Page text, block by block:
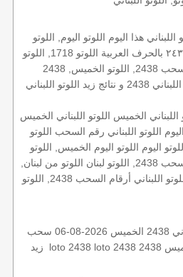
هذا اليوم اللوتو اليوم, اللوتو
2438 عو رقم سحب اللوتو ٢٤٣٨ بالحرف العربية اللوتو 1718, اللوتو
2026-08-06, اللوتو أرقام السحب 2438, اللوتو الخميس, 2438
الخميس اللوتو اللبناني اللوتو اللبناني 2438 و نتائج زيد اللوتو اللبناني
اللبناني الخميس اللوتو اللبناني الخميس
اليوم اللوتو اللبناني رقم السحب اللوتو
رقم السحب 2438, اللوتو اليوم اللوتو اليوم الخميس, اللوتو
اليوم زيد 2438 اللوتو رقم السحب 2438, اللوتو لبنان اللوتو من لبنان,
اللوتو أرقام السحب 1715, اللوتو اللبناني أرقام السحب 2438, اللوتو
نتائج سحب اللوتو اللبناني 2438 الخميس 2026-08-06 سحب zeed